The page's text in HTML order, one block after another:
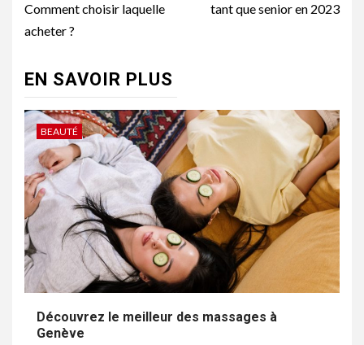
Comment choisir laquelle
acheter ?
tant que senior en 2023
EN SAVOIR PLUS
BEAUTÉ
Découvrez le meilleur des massages à
Genève